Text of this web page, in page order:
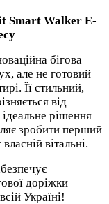
Smart Walker E-
бігова
але не готовий
Її стильний,
від
рішення
зробити перший
вітальні.
доріжки
Україні!